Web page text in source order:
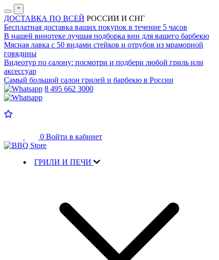
˟
ДОСТАВКА ПО ВСЕЙ РОССИИ И СНГ
Бесплатная доставка ваших покупок в течение 5 часов
В нашей винотеке лучшая подборка вин для вашего барбекю
Мясная лавка с 50 видами стейков и отрубов из мраморной
говядины
Видеотур по салону: посмотри и подбери любой гриль или
аксессуар
Самый большой салон грилей и барбекю в России
8 495 662 3000
0 Войти в кабинет
ГРИЛИ И ПЕЧИ